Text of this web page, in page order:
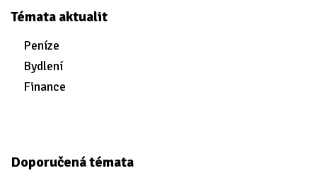
Témata aktualit
Peníze
Bydlení
Finance
Doporučená témata